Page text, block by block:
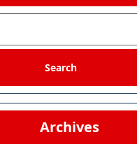
Search
Archives